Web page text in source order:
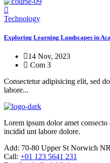
Technology
Exploring Learning Landscapes in
14 Nov, 2023
Com 3
Consectetur adipisicing elit, sed
labore...
Lorem ipsum dolor amet
incidid unt labore dolore.
Add: 70-80 Upper St Norwich
Call: +01 123 5641 231